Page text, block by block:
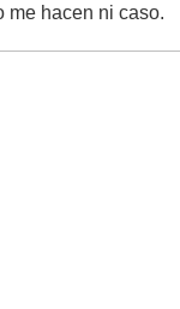
me hacen ni caso.